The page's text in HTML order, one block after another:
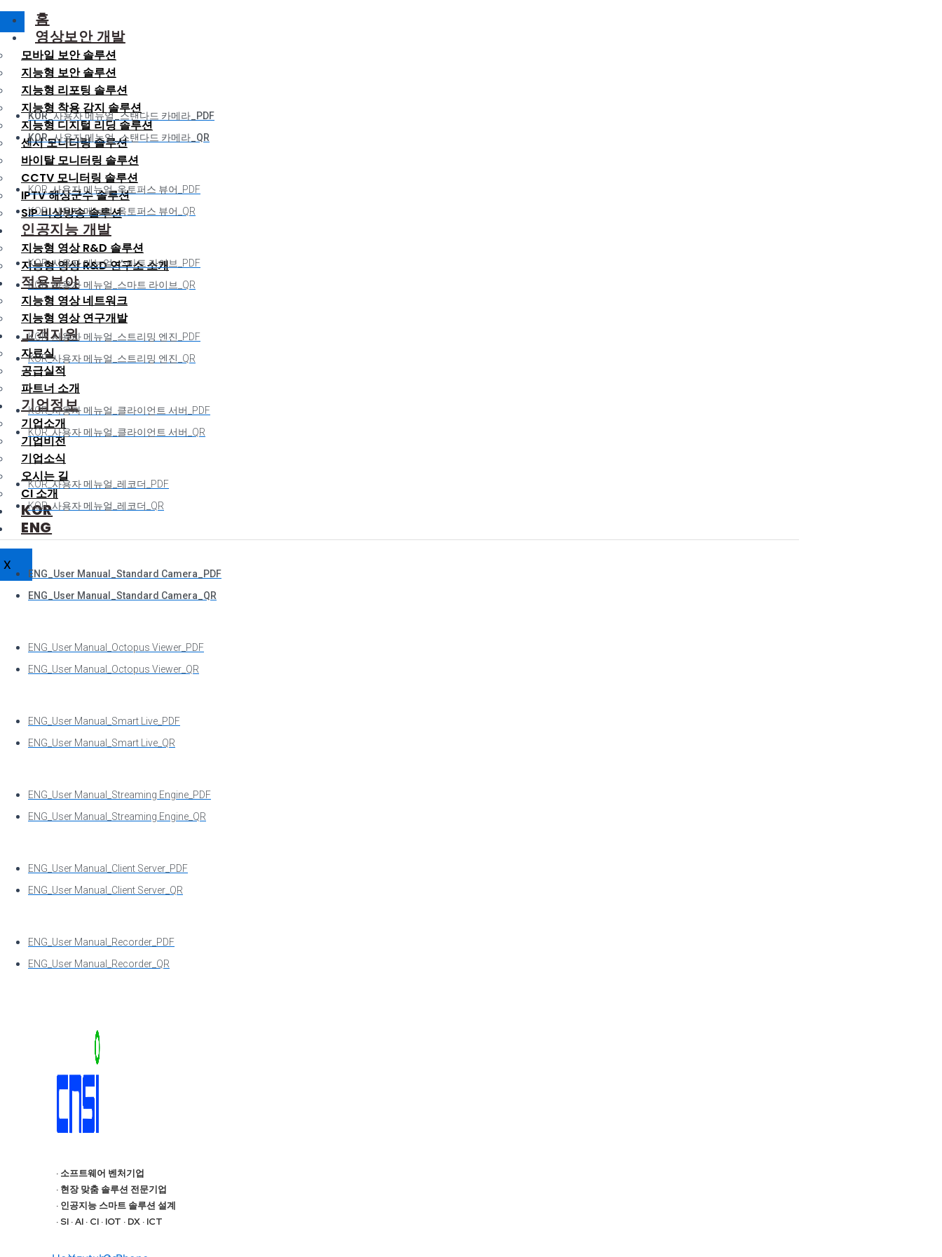
홈
영상보안 개발
모바일 보안 솔루션
지능형 보안 솔루션
지능형 리포팅 솔루션
지능형 착용 감지 솔루션
지능형 디지털 리딩 솔루션
센서 모니터링 솔루션
바이탈 모니터링 솔루션
CCTV 모니터링 솔루션
IPTV 해상군수 솔루션
SIP 비상방송 솔루션
인공지능 개발
지능형 영상 R&D 솔루션
지능형 영상 R&D 연구소 소개
적용분야
지능형 영상 네트워크
지능형 영상 연구개발
고객지원
자료실
공급실적
파트너 소개
기업정보
기업소개
기업비전
기업소식
오시는 길
CI 소개
KOR
ENG
X
KOR_사용자 메뉴얼_스탠다드 카메라_PDF
KOR_사용자 메뉴얼_스탠다드 카메라_QR
KOR_사용자 메뉴얼_옥토퍼스 뷰어_PDF
KOR_사용자 메뉴얼_옥토퍼스 뷰어_QR
KOR_사용자 메뉴얼_스마트 라이브_PDF
KOR_사용자 메뉴얼_스마트 라이브_QR
KOR_사용자 메뉴얼_스트리밍 엔진_PDF
KOR_사용자 메뉴얼_스트리밍 엔진_QR
KOR_사용자 메뉴얼_클라이언트 서버_PDF
KOR_사용자 메뉴얼_클라이언트 서버_QR
KOR_사용자 메뉴얼_레코더_PDF
KOR_사용자 메뉴얼_레코더_QR
ENG_User Manual_Standard Camera_PDF
ENG_User Manual_Standard Camera_QR
ENG_User Manual_Octopus Viewer_PDF
ENG_User Manual_Octopus Viewer_QR
ENG_User Manual_Smart Live_PDF
ENG_User Manual_Smart Live_QR
ENG_User Manual_Streaming Engine_PDF
ENG_User Manual_Streaming Engine_QR
ENG_User Manual_Client Server_PDF
ENG_User Manual_Client Server_QR
ENG_User Manual_Recorder_PDF
ENG_User Manual_Recorder_QR
· 소프트웨어 벤처기업
· 현장 맞춤 솔루션 전문기업
· 인공지능 스마트 솔루션 설계
· SI · AI · CI · IOT · DX · ICT